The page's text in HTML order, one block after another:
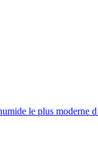
le plus moderne